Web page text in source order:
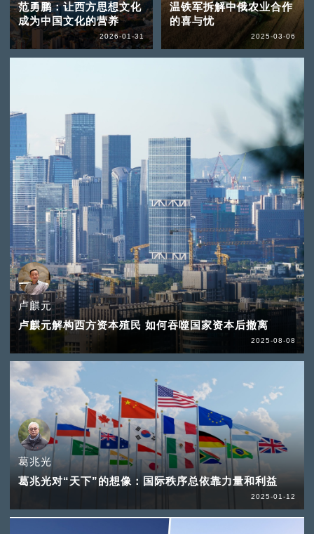
范勇鹏：让西方思想文化
成为中国文化的营养
2026-01-31
卢麒元
卢麒元解构西方资本殖民 如何吞噬国家资本后撤离
2025-08-08
温铁军拆解中俄农业合作
的喜与忧
2025-03-06
葛兆光
葛兆光对“天下”的想像：国际秩序总依靠力量和利益
2025-01-12